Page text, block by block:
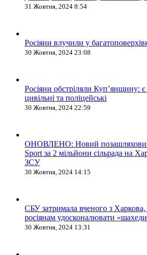
31 Жовтня, 2024 8:54
Росіяни влучили у
30 Жовтня, 2024 23:08
Росіяни обстріляли Купʼянщину:
цивільні та поліцейські
30 Жовтня, 2024 22:59
ОНОВЛЕНО: Новий
Sport за 2 мільйони сільрада на
ЗСУ
30 Жовтня, 2024 14:15
СБУ затримала вченого з
росіянам удосконалювати
30 Жовтня, 2024 13:31